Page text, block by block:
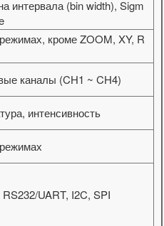
интервала (bin width), Sigm
кроме ZOOM, XY, R
каналы (CH1 ~ CH4)
интенсивность
UART, I2C, SPI